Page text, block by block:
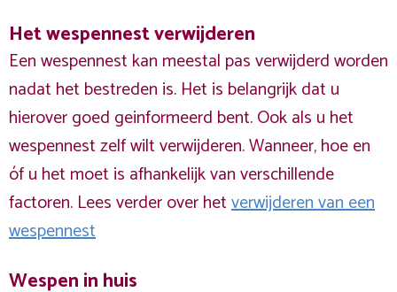
Het wespennest verwijderen
Een wespennest kan meestal pas verwijderd worden
nadat het bestreden is. Het is belangrijk dat u
hierover goed geinformeerd bent. Ook als u het
wespennest zelf wilt verwijderen. Wanneer, hoe en
óf u het moet is afhankelijk van verschillende
factoren. Lees verder over hetverwijderen van een
wespennest
Wespen in huis